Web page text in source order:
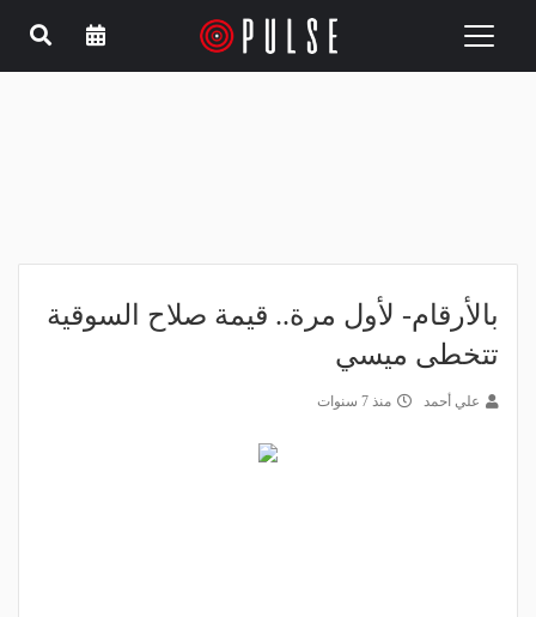
Toggle
بالأرقام- لأول مرة.. قيمة صلاح السوقية
تتخطى ميسي
علي أحمد منذ 7 سنوات